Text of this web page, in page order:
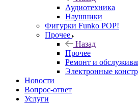
Аудиотехника
Наушники
Фигурки Funko POP!
Прочее
Назад
Прочее
Ремонт и
Электронные
Новости
Вопрос-ответ
Услуги